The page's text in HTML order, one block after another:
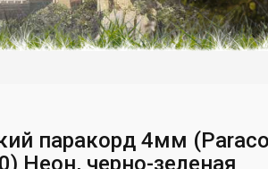
паракорд 4мм
Неон, черно-зеленая